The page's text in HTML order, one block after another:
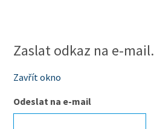
Zaslat odkaz na e-mail.
Zavřít okno
Odeslat na e-mail